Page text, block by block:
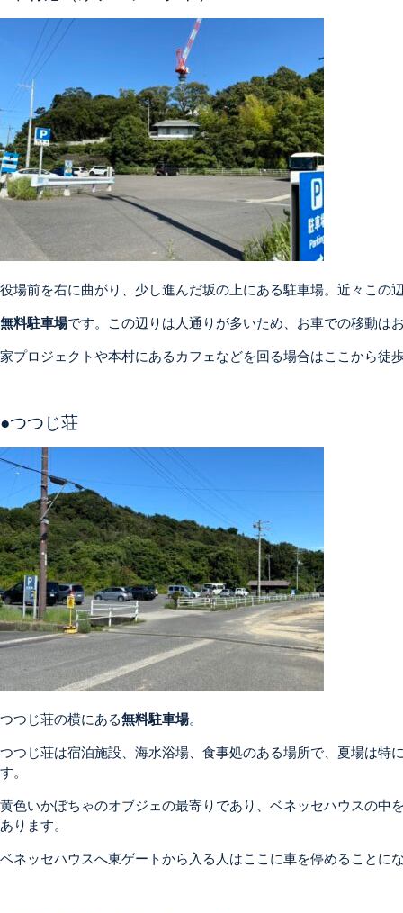
役場前を右に曲がり、少し進んだ坂の上にある駐車場。近々この
無料駐車場です。この辺りは人通りが多いため、お車での移動は
家プロジェクトや本村にあるカフェなどを回る場合はここから徒
●つつじ荘
つつじ荘の横にある無料駐車場。
つつじ荘は宿泊施設、海水浴場、食事処のある場所で、夏場は特
す。
黄色いかぼちゃのオブジェの最寄りであり、ベネッセハウスの中
あります。
ベネッセハウスへ東ゲートから入る人はここに車を停めることに